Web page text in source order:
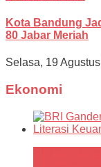
Kota Bandung
80 Jabar Meriah
Selasa, 19
Ekonomi